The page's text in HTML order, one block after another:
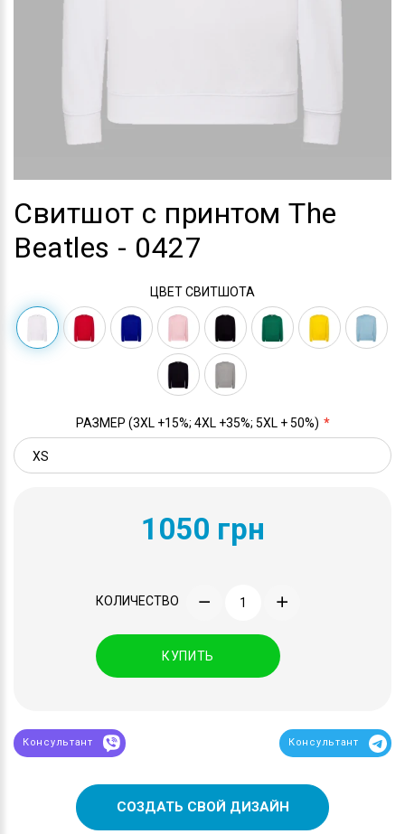
Свитшот с принтом The
Beatles - 0427
ЦВЕТ СВИТШОТА
РАЗМЕР (3XL +15%; 4XL +35%; 5XL + 50%)
1050 грн
КОЛИЧЕСТВО
КУПИТЬ
Консультант Консультант
СОЗДАТЬ СВОЙ ДИЗАЙН